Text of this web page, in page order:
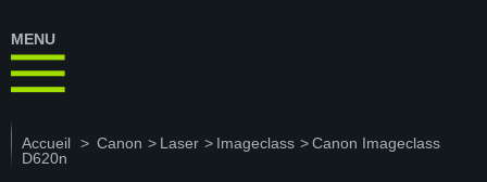
MENU
Accueil > Canon > Laser > Imageclass >Canon Imageclass
D620n